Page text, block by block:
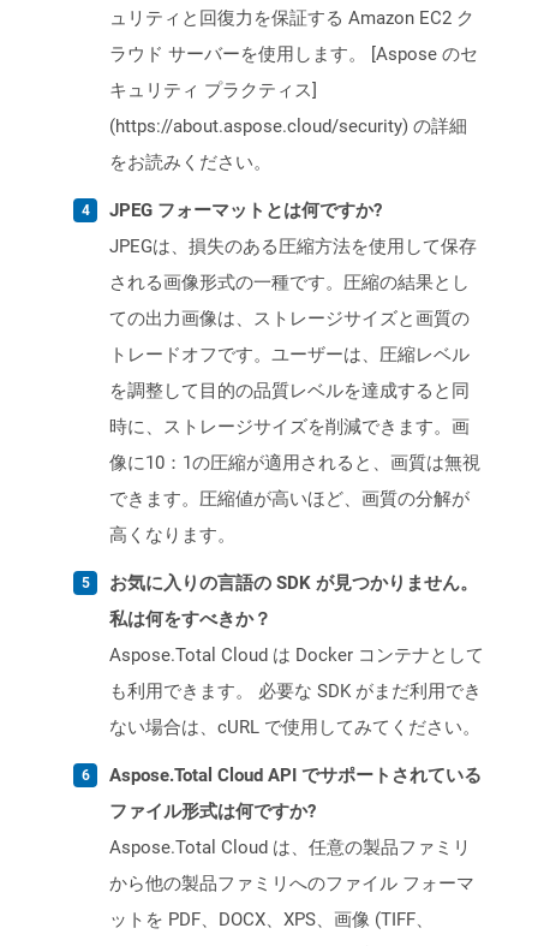
ュリティと回復力を保証する Amazon EC2 ク
ラウド サーバーを使用します。 [Aspose のセ
キュリティ プラクティス]
(https://about.aspose.cloud/security) の詳細
をお読みください。
JPEG フォーマットとは何ですか?
JPEGは、損失のある圧縮方法を使用して保存
される画像形式の一種です。圧縮の結果とし
ての出力画像は、ストレージサイズと画質の
トレードオフです。ユーザーは、圧縮レベル
を調整して目的の品質レベルを達成すると同
時に、ストレージサイズを削減できます。画
像に10：1の圧縮が適用されると、画質は無視
できます。圧縮値が高いほど、画質の分解が
高くなります。
お気に入りの言語の SDK が見つかりません。
私は何をすべきか？
Aspose.Total Cloud は Docker コンテナとして
も利用できます。 必要な SDK がまだ利用でき
ない場合は、cURL で使用してみてください。
Aspose.Total Cloud API でサポートされている
ファイル形式は何ですか?
Aspose.Total Cloud は、任意の製品ファミリ
から他の製品ファミリへのファイル フォーマ
ットを PDF、DOCX、XPS、画像 (TIFF、